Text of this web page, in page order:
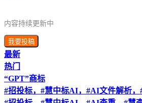
内容持续更新中
我要投稿
最新
热门
“GPT”商标
#招投标，#慧中标AI，#AI文件解析